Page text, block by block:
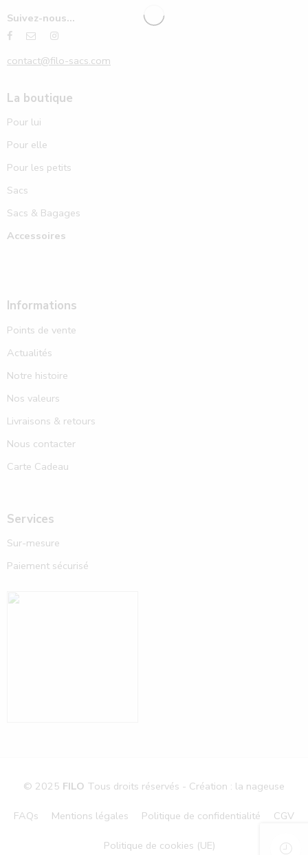
Suivez-nous...
contact@filo-sacs.com
La boutique
Pour lui
Pour elle
Pour les petits
Sacs
Sacs & Bagages
Accessoires
Informations
Points de vente
Actualités
Notre histoire
Nos valeurs
Livraisons & retours
Nous contacter
Carte Cadeau
Services
Sur-mesure
Paiement sécurisé
© 2025 FILO Tous droits réservés - Création : la nageuse
FAQs Mentions légales Politique de confidentialité CGV
Politique de cookies (UE)